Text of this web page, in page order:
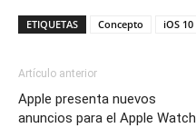
ETIQUETAS Concepto iOS 10
Artículo anterior
Apple presenta nuevos
anuncios para el Apple Watch